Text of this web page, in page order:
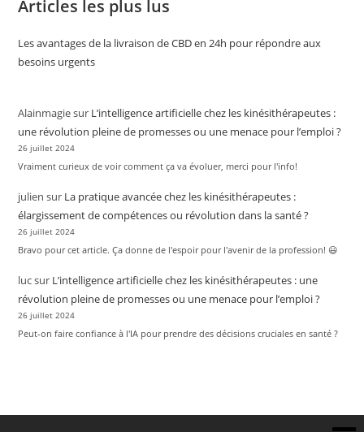
Articles les plus lus
Les avantages de la livraison de CBD en 24h pour répondre aux
besoins urgents
Alainmagiesur L’intelligence artificielle chez les kinésithérapeutes :
une révolution pleine de promesses ou une menace pour l’emploi ?
26 juillet 2024
Vraiment curieux de voir comment ça va évoluer, merci pour l'info!
julien sur La pratique avancée chez les kinésithérapeutes :
élargissement de compétences ou révolution dans la santé ?
26 juillet 2024
Bravo pour cet article. Ça donne de l'espoir pour l'avenir de la profession! 😃
lucsur L’intelligence artificielle chez les kinésithérapeutes : une
révolution pleine de promesses ou une menace pour l’emploi ?
26 juillet 2024
Peut-on faire confiance à l'IA pour prendre des décisions cruciales en santé ?